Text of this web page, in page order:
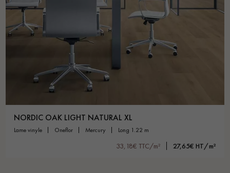
NORDIC OAK LIGHT NATURAL XL
lame vinyle oneflor mercury long 1.22 m
33,18€ TTC/m² 27,65€ HT/m²